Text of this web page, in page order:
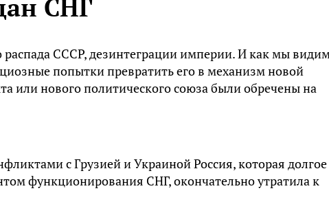
СНГ
распада СССР, дезинтеграции империи. И как мы
попытки превратить его в механизм новой
или нового политического союза были обречены на
с Грузией и Украиной Россия, которая долгое
функционирования СНГ, окончательно утратила к